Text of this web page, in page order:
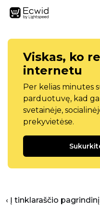
Viskas, ko
internetu
Per kelias minutes
parduotuvę, kad
svetainėje,
prekyvietėse.
‹ Į tinklaraščio